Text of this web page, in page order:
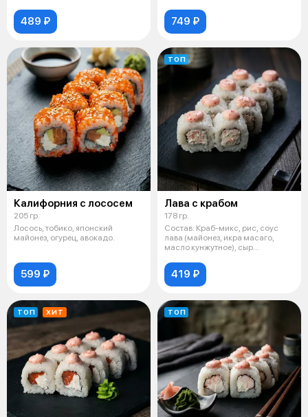
489 ₽ 749 ₽
Калифорния с лососем
205 гр.
Лосось, тобико, японский
майонез, огурец, авокадо.
599 ₽
ТОП
Лава с крабом
178 гр.
Состав: Краб-микс, рис, соус
лава (майонез, икра масаго,
масло кунжутное), сыр
419 ₽
ТОП ХИТ ТОП